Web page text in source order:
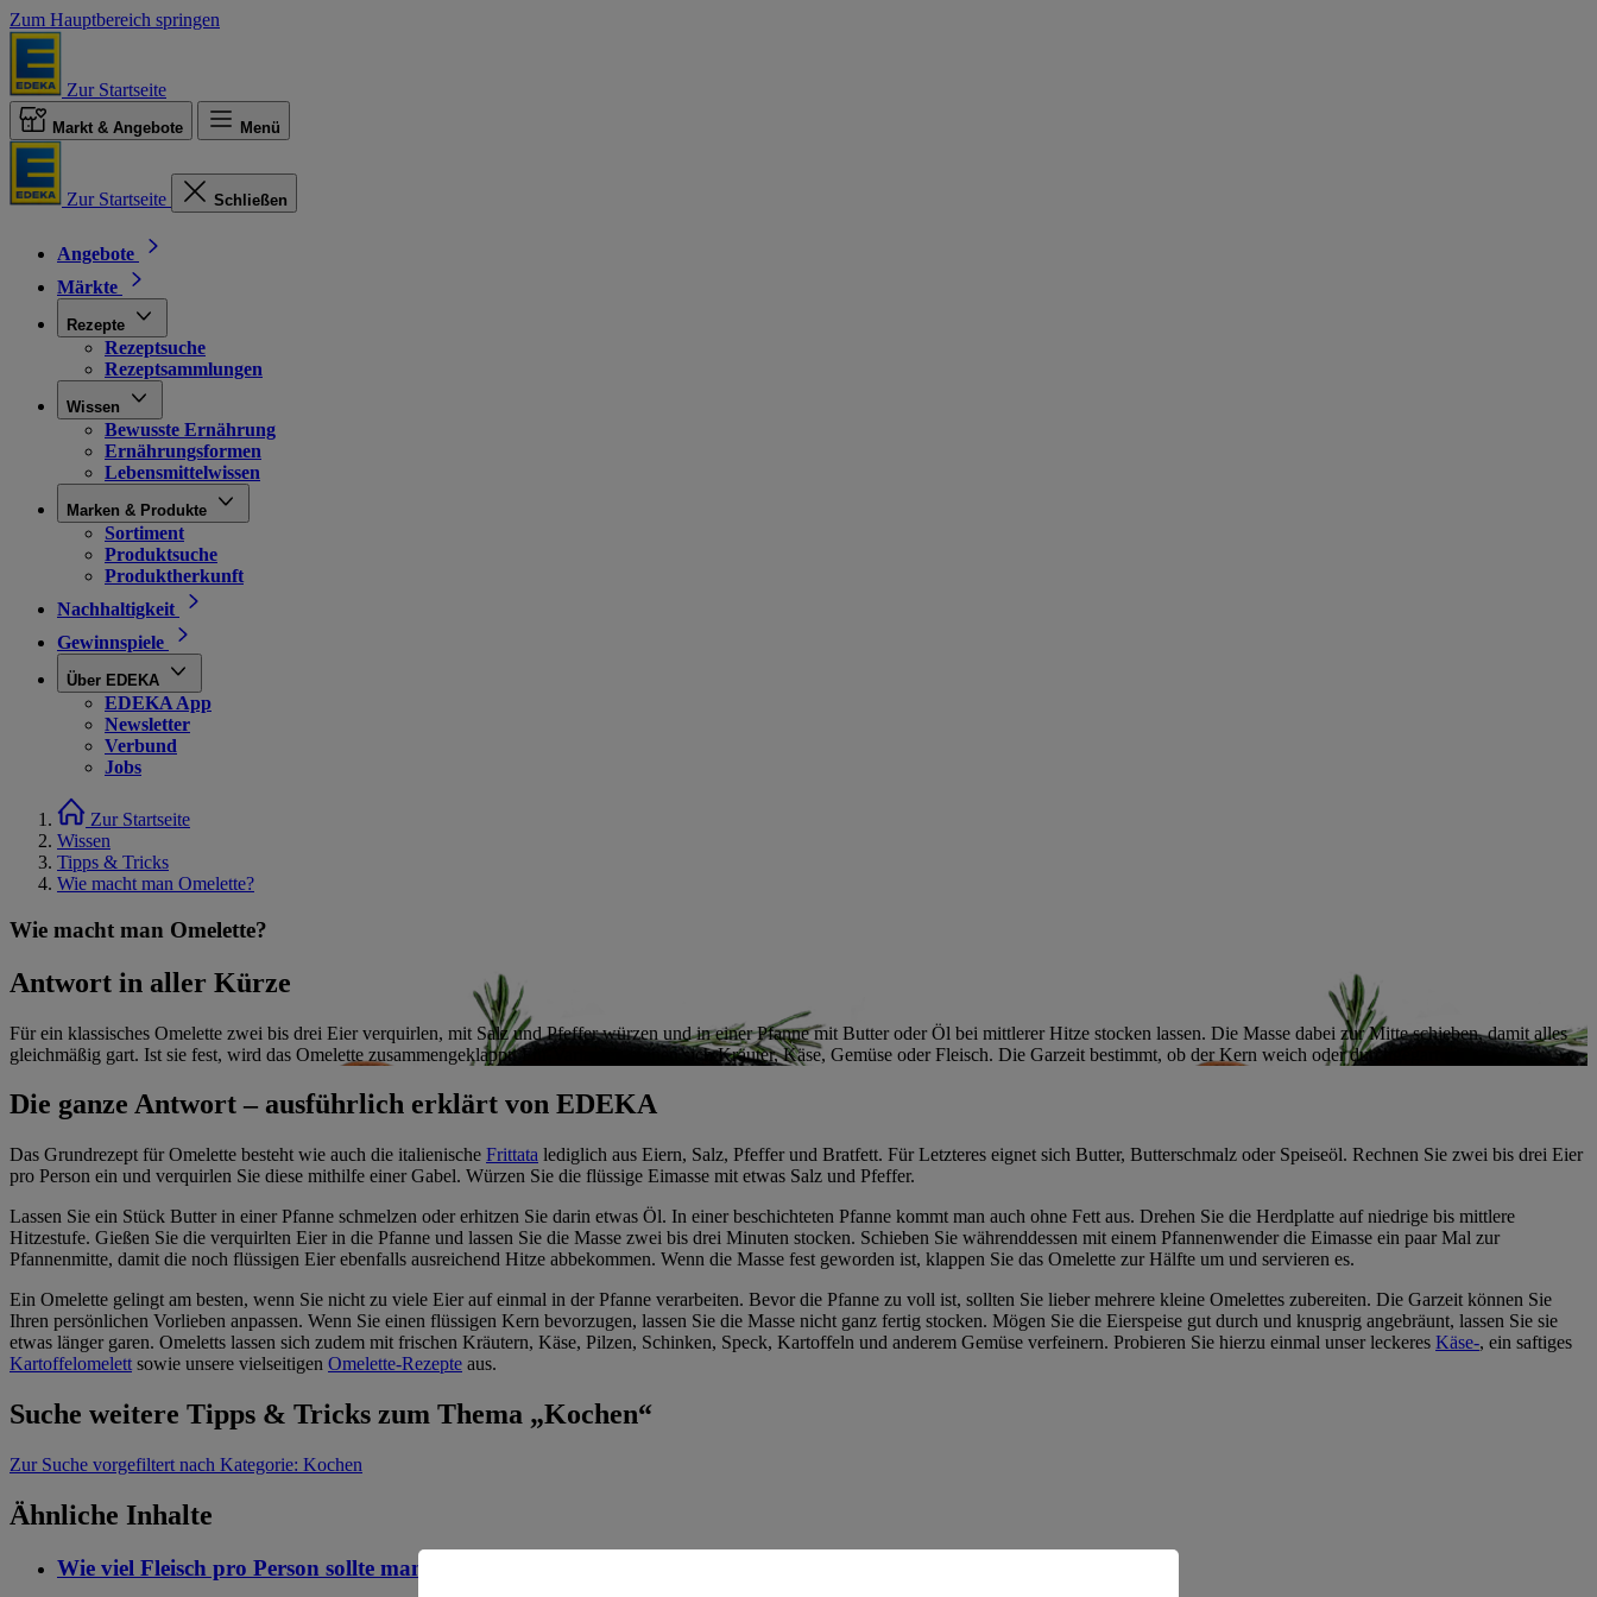
Zum Hauptbereich springen
Zur Startseite
Markt & Angebote Menü
Zur Startseite Schließen
Angebote
Märkte
Rezepte
Rezeptsuche
Rezeptsammlungen
Wissen
Bewusste Ernährung
Ernährungsformen
Lebensmittelwissen
Marken & Produkte
Sortiment
Produktsuche
Produktherkunft
Nachhaltigkeit
Gewinnspiele
Über EDEKA
EDEKA App
Newsletter
Verbund
Jobs
Zur Startseite
Wissen
Tipps & Tricks
Wie macht man Omelette?
Wie macht man Omelette?
Antwort in aller Kürze
Für ein klassisches Omelette zwei bis drei Eier verquirlen, mit Salz und Pfeffer würzen und in einer Pfanne mit Butter oder Öl bei mittlerer Hitze stocken lassen. Die Masse dabei zur Mitte schieben, damit alles
gleichmäßig gart. Ist sie fest, wird das Omelette zusammengeklappt. Für Varianten eignen sich Kräuter, Käse, Gemüse oder Fleisch. Die Garzeit bestimmt, ob der Kern weich oder durchgegart ist.
Die ganze Antwort – ausführlich erklärt von EDEKA
Das Grundrezept für Omelette besteht wie auch die italienische Frittata lediglich aus Eiern, Salz, Pfeffer und Bratfett. Für Letzteres eignet sich Butter, Butterschmalz oder Speiseöl. Rechnen Sie zwei bis drei Eier
pro Person ein und verquirlen Sie diese mithilfe einer Gabel. Würzen Sie die flüssige Eimasse mit etwas Salz und Pfeffer.
Lassen Sie ein Stück Butter in einer Pfanne schmelzen oder erhitzen Sie darin etwas Öl. In einer beschichteten Pfanne kommt man auch ohne Fett aus. Drehen Sie die Herdplatte auf niedrige bis mittlere
Hitzestufe. Gießen Sie die verquirlten Eier in die Pfanne und lassen Sie die Masse zwei bis drei Minuten stocken. Schieben Sie währenddessen mit einem Pfannenwender die Eimasse ein paar Mal zur
Pfannenmitte, damit die noch flüssigen Eier ebenfalls ausreichend Hitze abbekommen. Wenn die Masse fest geworden ist, klappen Sie das Omelette zur Hälfte um und servieren es.
Ein Omelette gelingt am besten, wenn Sie nicht zu viele Eier auf einmal in der Pfanne verarbeiten. Bevor die Pfanne zu voll ist, sollten Sie lieber mehrere kleine Omelettes zubereiten. Die Garzeit können Sie
Ihren persönlichen Vorlieben anpassen. Wenn Sie einen flüssigen Kern bevorzugen, lassen Sie die Masse nicht ganz fertig stocken. Mögen Sie die Eierspeise gut durch und knusprig angebräunt, lassen Sie sie
etwas länger garen. Omeletts lassen sich zudem mit frischen Kräutern, Käse, Pilzen, Schinken, Speck, Kartoffeln und anderem Gemüse verfeinern. Probieren Sie hierzu einmal unser leckeres Käse-, ein saftiges
Kartoffelomelett sowie unsere vielseitigen Omelette-Rezepte aus.
Suche weitere Tipps & Tricks zum Thema „Kochen“
Zur Suche vorgefiltert nach Kategorie: Kochen
Ähnliche Inhalte
Wie viel Fleisch pro Person sollte man beim Kochen einplanen?